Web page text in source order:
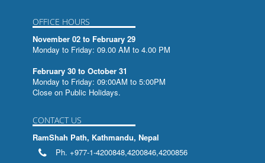
Index to Papers Read at the Indian Historical
Records Commission Sessions
सिद्धान्तसारणी
संक्षिप्तसूचीपत्रम
अश्वमेघीययात्रा
हरमेखला (मध्यमखण्ड)
हरमेखला (पूर्वखण्ड:)
OFFICE HOURS
November 02 to February 29
Monday to Friday: 09.00 AM to 4.00 PM
February 30 to October 31
Monday to Friday: 09:00AM to 5:00PM
Close on Public Holidays.
CONTACT US
RamShah Path, Kathmandu, Nepal
Ph. +977-1-4200848,4200846,4200856